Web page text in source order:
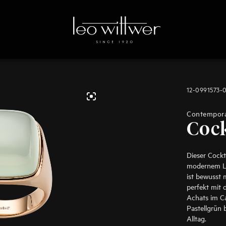
12-0991573-
Dieser
modernem
ist bewusst
perfekt mit
Achats im
Pastellgrün
Alltag.